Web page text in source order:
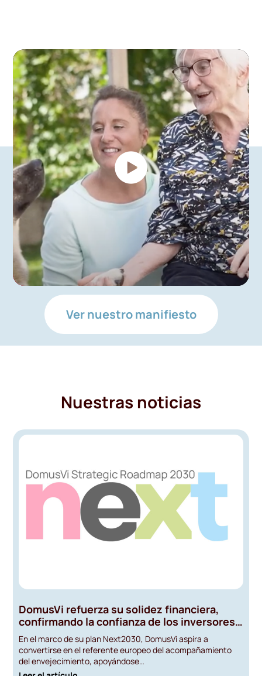
Ver nuestro manifiesto
Nuestras noticias
DomusVi refuerza su solidez financiera,
confirmando la confianza de los inversores y
la pertinencia de su estrategia
En el marco de su plan Next2030, DomusVi aspira a
convertirse en el referente europeo del acompañamiento
del envejecimiento, apoyándose…